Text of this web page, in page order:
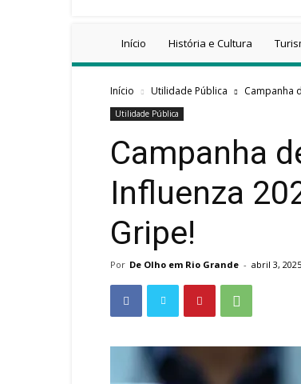
Início História e Cultura
Início Utilidade Pública Campanha
Utilidade Pública
Campanha
Influenza
Gripe!
Por De Olho em Rio Grande - abril 3, 2025